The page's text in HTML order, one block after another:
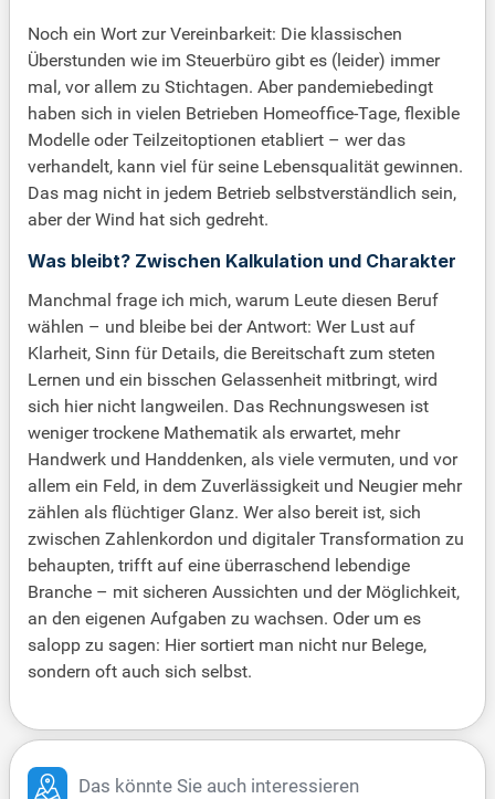
Noch ein Wort zur Vereinbarkeit: Die klassischen
Überstunden wie im Steuerbüro gibt es (leider) immer
mal, vor allem zu Stichtagen. Aber pandemiebedingt
haben sich in vielen Betrieben Homeoffice-Tage, flexible
Modelle oder Teilzeitoptionen etabliert – wer das
verhandelt, kann viel für seine Lebensqualität gewinnen.
Das mag nicht in jedem Betrieb selbstverständlich sein,
aber der Wind hat sich gedreht.
Was bleibt? Zwischen Kalkulation und Charakter
Manchmal frage ich mich, warum Leute diesen Beruf
wählen – und bleibe bei der Antwort: Wer Lust auf
Klarheit, Sinn für Details, die Bereitschaft zum steten
Lernen und ein bisschen Gelassenheit mitbringt, wird
sich hier nicht langweilen. Das Rechnungswesen ist
weniger trockene Mathematik als erwartet, mehr
Handwerk und Handdenken, als viele vermuten, und vor
allem ein Feld, in dem Zuverlässigkeit und Neugier mehr
zählen als flüchtiger Glanz. Wer also bereit ist, sich
zwischen Zahlenkordon und digitaler Transformation zu
behaupten, trifft auf eine überraschend lebendige
Branche – mit sicheren Aussichten und der Möglichkeit,
an den eigenen Aufgaben zu wachsen. Oder um es
salopp zu sagen: Hier sortiert man nicht nur Belege,
sondern oft auch sich selbst.
Das könnte Sie auch interessieren